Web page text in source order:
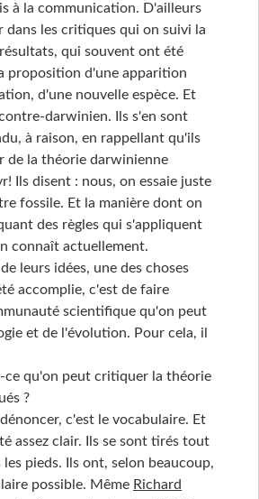
à la communication. D'ailleurs
dans les critiques qui on suivi la
qui souvent ont été
proposition d'une apparition
d'une nouvelle espèce. Et
darwinien. Ils s'en sont
à raison, en rappellant qu'ils
de la théorie darwinienne
Ils disent : nous, on essaie juste
fossile. Et la manière dont on
des règles qui s'appliquent
connaît actuellement.
leurs idées, une des choses
accomplie, c'est de faire
scientifique qu'on peut
et de l'évolution. Pour cela, il
ce qu'on peut critiquer la théorie
?
c'est le vocabulaire. Et
assez clair. Ils se sont tirés tout
les pieds. Ils ont, selon beaucoup,
possible. Même Richard